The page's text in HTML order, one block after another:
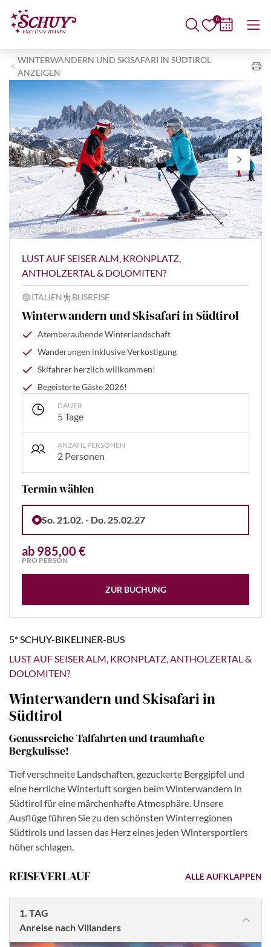
0
WINTERWANDERN UND SKISAFARI IN SÜDTIROL
ANZEIGEN
© KI generiertes Bild
LUST AUF SEISER ALM, KRONPLATZ,
ANTHOLZERTAL & DOLOMITEN?
ITALIEN BUSREISE
Winterwandern und Skisafari in Südtirol
Atemberaubende Winterlandschaft
Wanderungen inklusive Verköstigung
Skifahrer herzlich willkommen!
Begeisterte Gäste 2026!
DAUER
5 Tage
ANZAHL PERSONEN
2 Personen
Termin wählen
So. 21.02. - Do. 25.02.27
ab 985,00 €
PRO PERSON
ZUR BUCHUNG
5* SCHUY-BIKELINER-BUS
LUST AUF SEISER ALM, KRONPLATZ, ANTHOLZERTAL &
DOLOMITEN?
Winterwandern und Skisafari in
Südtirol
Genussreiche Talfahrten und traumhafte
Bergkulisse!
Tief verschneite Landschaften, gezuckerte Berggipfel und
eine herrliche Winterluft sorgen beim Winterwandern in
Südtirol für eine märchenhafte Atmosphäre. Unsere
Ausflüge führen Sie zu den schönsten Winterregionen
Südtirols und lassen das Herz eines jeden Wintersportlers
höher schlagen.
REISEVERLAUF ALLE AUFKLAPPEN
1. TAG
Anreise nach Villanders